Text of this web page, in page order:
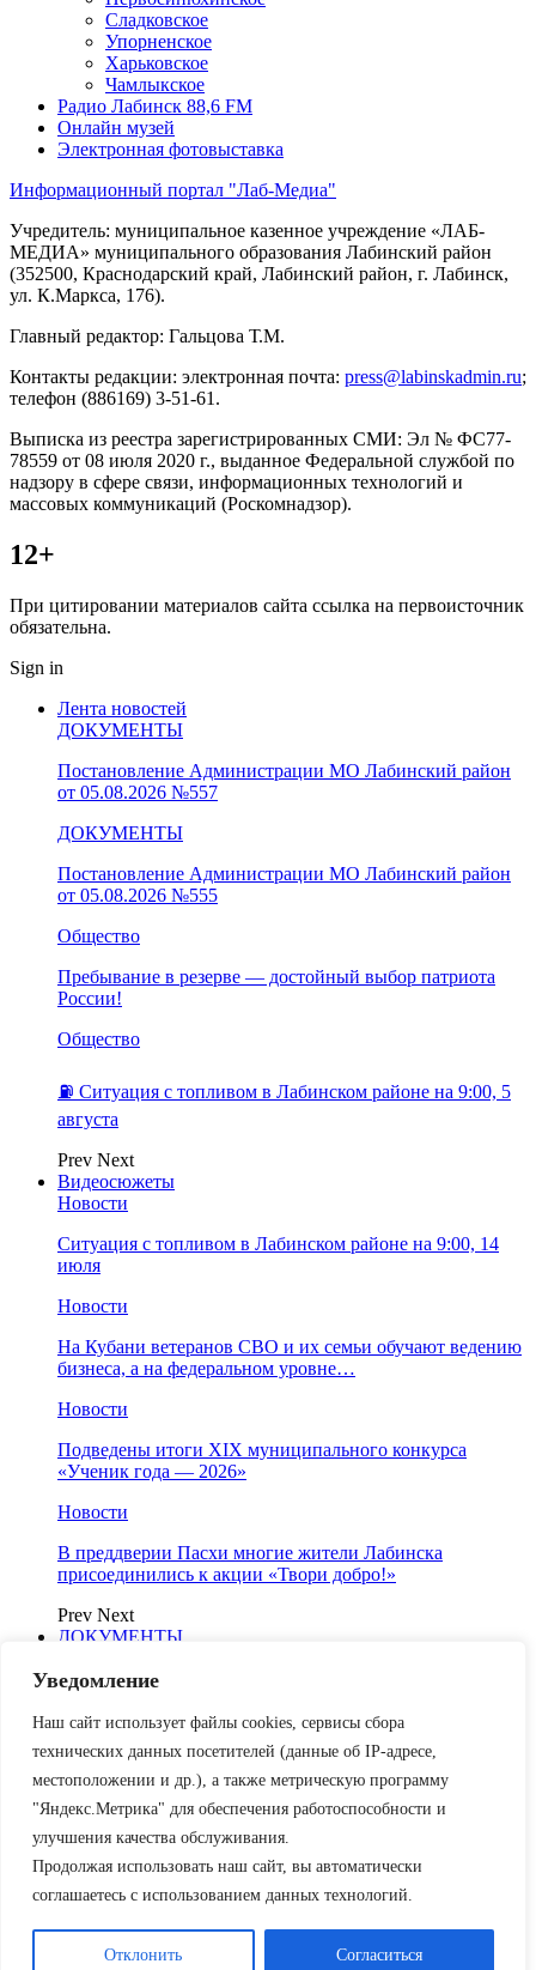
Уведомление
Наш сайт использует файлы cookies, сервисы сбора
технических данных посетителей (данные об IP-адресе,
местоположении и др.), а также метрическую программу
"Яндекс.Метрика" для обеспечения работоспособности и
улучшения качества обслуживания.
Продолжая использовать наш сайт, вы автоматически
соглашаетесь с использованием данных технологий.
Отклонить Согласиться
Сладковское
Упорненское
Харьковское
Чамлыкское
Радио Лабинск 88,6 FM
Онлайн музей
Электронная фотовыставка
Информационный портал "Лаб-Медиа"
Учредитель: муниципальное казенное учреждение «ЛАБ-
МЕДИА» муниципального образования Лабинский район
(352500, Краснодарский край, Лабинский район, г. Лабинск,
ул. К.Маркса, 176).
Главный редактор: Гальцова Т.М.
Контакты редакции: электронная почта: press@labinskadmin.ru;
телефон (886169) 3-51-61.
Выписка из реестра зарегистрированных СМИ: Эл № ФС77-
78559 от 08 июля 2020 г., выданное Федеральной службой по
надзору в сфере связи, информационных технологий и
массовых коммуникаций (Роскомнадзор).
12+
При цитировании материалов сайта ссылка на первоисточник
обязательна.
Sign in
Лента новостей
ДОКУМЕНТЫ
Постановление Администрации МО Лабинский район
от 05.08.2026 №557
ДОКУМЕНТЫ
Постановление Администрации МО Лабинский район
от 05.08.2026 №555
Общество
Пребывание в резерве — достойный выбор патриота
России!
Общество
⛽️ Ситуация с топливом в Лабинском районе на 9:00, 5
августа
Prev Next
Видеосюжеты
Новости
Ситуация с топливом в Лабинском районе на 9:00, 14
июля
Новости
На Кубани ветеранов СВО и их семьи обучают ведению
бизнеса, а на федеральном уровне…
Новости
Подведены итоги XIX муниципального конкурса
«Ученик года — 2026»
Новости
В преддверии Пасхи многие жители Лабинска
присоединились к акции «Твори добро!»
Prev Next
ДОКУМЕНТЫ
Ахметовское
Зассовское
Каладжинское
Отважненское
Первосинюхинское
Сладковское
Упорненское
Чамлыкское
Радио Лабинск 88,6 FM
Электронная фотовыставка